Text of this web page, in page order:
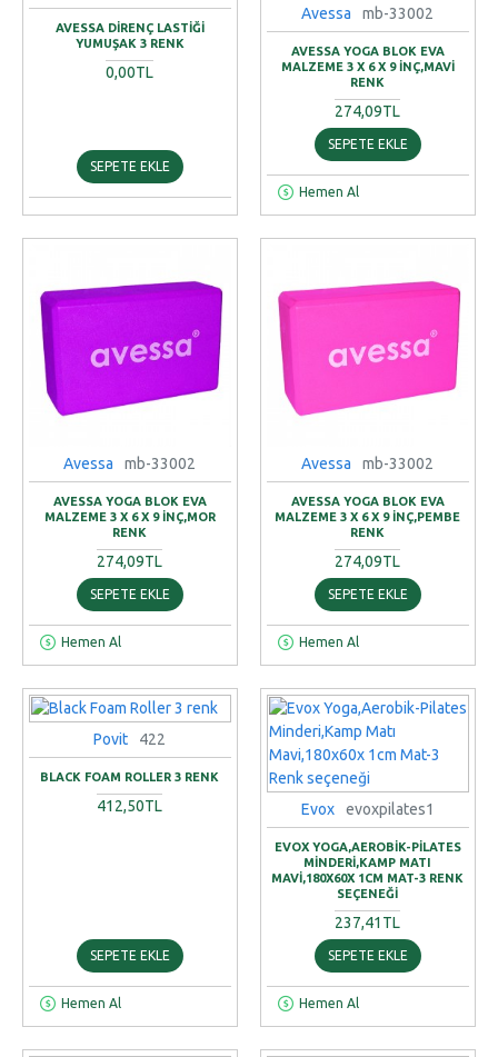
AVESSA DIRENÇ LASTIĞI
YUMUŞAK 3 RENK
0,00TL
SEPETE EKLE
Avessa mb-33002
AVESSA YOGA BLOK EVA
MALZEME 3 X 6 X 9 INÇ,MAVI
RENK
274,09TL
SEPETE EKLE
Hemen Al
Avessa mb-33002
AVESSA YOGA BLOK EVA
MALZEME 3 X 6 X 9 INÇ,MOR
RENK
274,09TL
SEPETE EKLE
Hemen Al
Avessa mb-33002
AVESSA YOGA BLOK EVA
MALZEME 3 X 6 X 9 INÇ,PEMBE
RENK
274,09TL
SEPETE EKLE
Hemen Al
Povit 422
BLACK FOAM ROLLER 3 RENK
412,50TL
SEPETE EKLE
Hemen Al
Evox evoxpilates1
EVOX YOGA,AEROBIK-PILATES
MINDERI,KAMP MATI
MAVI,180X60X 1CM MAT-3 RENK
SEÇENEĞI
237,41TL
SEPETE EKLE
Hemen Al